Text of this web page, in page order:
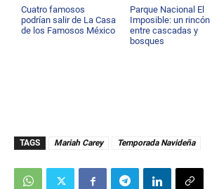
Cuatro famosos
podrían salir de La Casa
de los Famosos México
Parque Nacional El
Imposible: un rincón
entre cascadas y
bosques
TAGS Mariah Carey Temporada Navideña